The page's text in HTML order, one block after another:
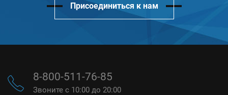
Присоединиться к нам
8-800-511-76-85
Звоните с 10:00 до 20:00